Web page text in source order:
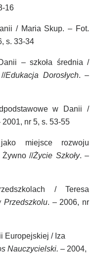
16
/ Maria Skup. – Fot.
s. 33-34
– szkoła średnia /
Edukacja Dorosłych. –
w Danii /
2001, nr 5, s. 53-55
miejsce rozwoju
Żywno //Życie Szkoły. –
/ Teresa
Przedszkolu. – 2006, nr
Europejskiej / Iza
Nauczycielski. – 2004,